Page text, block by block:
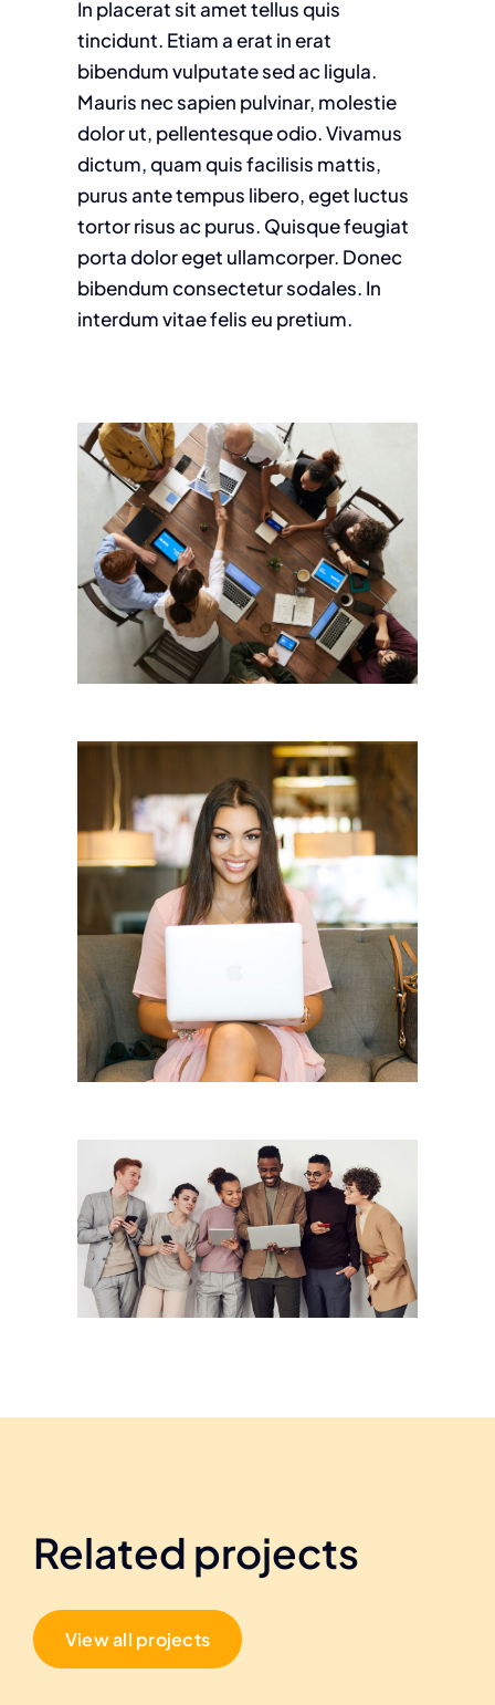
In placerat sit amet tellus quis
tincidunt. Etiam a erat in erat
bibendum vulputate sed ac ligula.
Mauris nec sapien pulvinar, molestie
dolor ut, pellentesque odio. Vivamus
dictum, quam quis facilisis mattis,
purus ante tempus libero, eget luctus
tortor risus ac purus. Quisque feugiat
porta dolor eget ullamcorper. Donec
bibendum consectetur sodales. In
interdum vitae felis eu pretium.
Related projects
View all projects